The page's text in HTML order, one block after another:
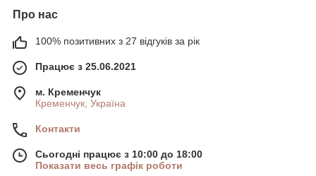
Про нас
100% позитивних з 27 відгуків за рік
Працює з 25.06.2021
м. Кременчук
Кременчук, Україна
Контакти
Сьогодні працює з 10:00 до 18:00
Показати весь графік роботи